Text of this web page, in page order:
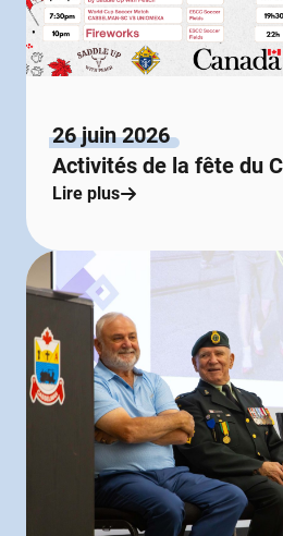
26 juin 2026
Activités de la fête du
Lire plus